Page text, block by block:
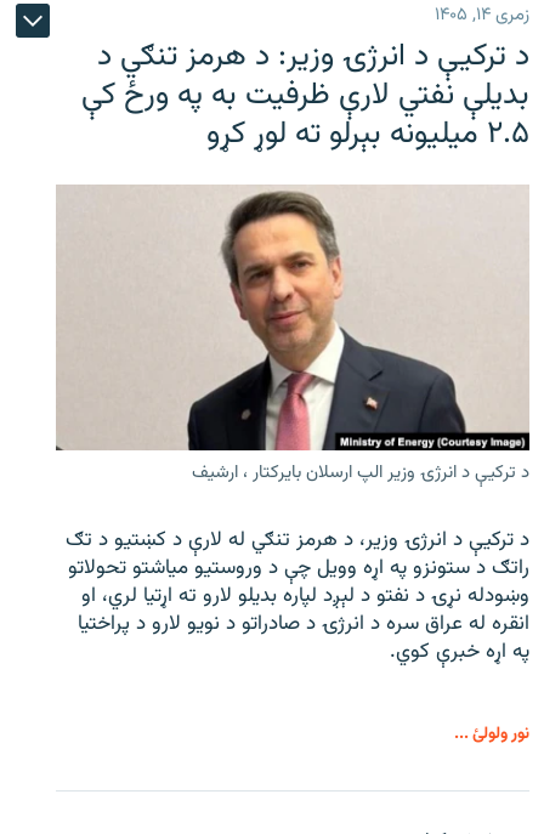
زمری ۱۴, ۱۴۰۵
د ترکیې د انرژۍ وزیر: د هرمز تنګي د
بدیلې نفتي لارې ظرفیت به په ورځ کې
۲.۵ میلیونه بېرلو ته لوړ کړو
د ترکیې د انرژۍ وزیر الپ ارسلان بایرکتار ، ارشیف
د ترکیې د انرژۍ وزیر، د هرمز تنګي له لارې د کښتیو د تګ
راتګ د ستونزو په اړه وویل چې د وروستیو میاشتو تحولاتو
وښودله نړۍ د نفتو د لېږد لپاره بدیلو لارو ته اړتیا لري، او
انقره له عراق سره د انرژۍ د صادراتو د نویو لارو د پراختیا
په اړه خبرې کوي.
نور ولولئ ...